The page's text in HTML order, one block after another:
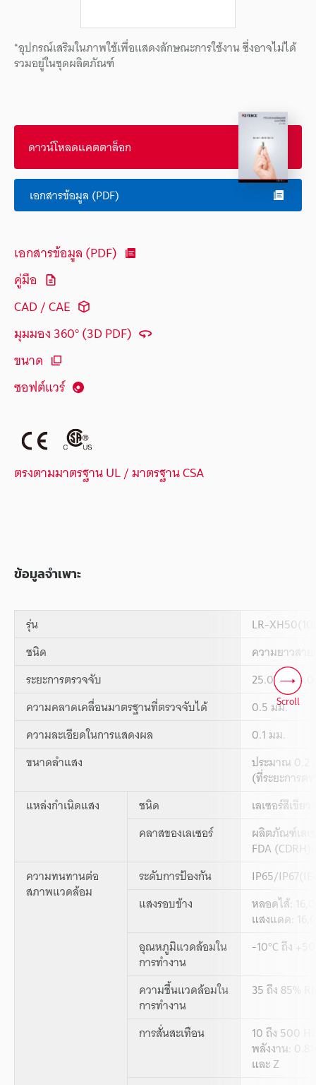
*อุปกรณ์เสริมในภาพใช้เพื่อแสดงลักษณะการใช้งาน ซึ่งอาจไม่ได้
รวมอยู่ในชุดผลิตภัณฑ์
ดาวน์โหลดแคตตาล็อก
เอกสารข้อมูล (PDF)
เอกสารข้อมูล (PDF)
คู่มือ
CAD / CAE
มุมมอง 360° (3D PDF)
ขนาด
ซอฟต์แวร์
ตรงตามมาตรฐาน UL / มาตรฐาน CSA
ข้อมูลจำเพาะ
รุ่น
LR-
ชนิด
ความยาวสา
ระยะการตรวจจับ
25.0 ถึง
ความคลาดเคลื่อนมาตรฐานที่ตรวจจับได้
0.5 มม.
ความละเอียดในการแสดงผล
0.1 มม.
ขนาดลำแสง
ประมาณ 0.2
(ที่ระยะการต
แหล่งกำเนิดแสง
ชนิด
เลเซอร์สีเขีย
คลาสของเลเซอร์
ผลิตภัณฑ์เลเ
FDA
ความทนทานต่อ
สภาพแวดล้อม
ระดับการป้องกัน
IP65/
แสงรอบข้าง
หลอดไส้:
แสงแดด:
อุณหภูมิแวดล้อมใน
การทำงาน
-10°C ถึง
ความชื้นแวดล้อมใน
การทำงาน
35 ถึง 85%
การสั่นสะเทือน 10 ถึง 500
พลังงาน:
และ Z
Scroll